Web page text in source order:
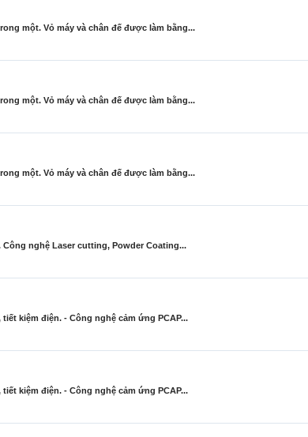
một. Vỏ máy và chân đế được làm bằng...
một. Vỏ máy và chân đế được làm bằng...
một. Vỏ máy và chân đế được làm bằng...
nghệ Laser cutting, Powder Coating...
kiệm điện. - Công nghệ cảm ứng PCAP...
kiệm điện. - Công nghệ cảm ứng PCAP...